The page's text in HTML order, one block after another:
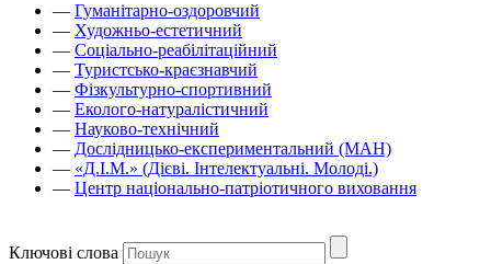
— Гуманітарно-оздоровчий
— Художньо-естетичний
— Соціально-реабілітаційний
— Туристсько-краєзнавчий
— Фізкультурно-спортивний
— Еколого-натуралістичний
— Науково-технічний
— Дослідницько-експериментальний (МАН)
— «Д.І.М.» (Дієві. Інтелектуальні. Молоді.)
— Центр національно-патріотичного виховання
Ключові слова